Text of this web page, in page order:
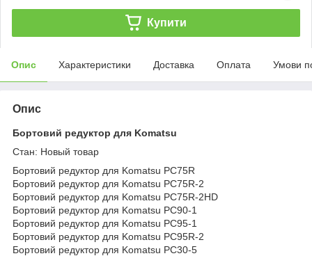
Купити
Опис Характеристики Доставка Оплата Умови
Опис
Бортовий редуктор для Komatsu
Стан: Новый товар
Бортовий редуктор для Komatsu PC75R
Бортовий редуктор для Komatsu PC75R-2
Бортовий редуктор для Komatsu PC75R-2HD
Бортовий редуктор для Komatsu PC90-1
Бортовий редуктор для Komatsu PC95-1
Бортовий редуктор для Komatsu PC95R-2
Бортовий редуктор для Komatsu PC30-5